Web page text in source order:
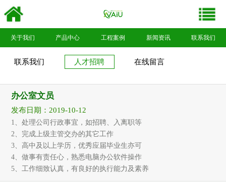
关于我们 产品中心 工程案例 新闻资讯 联系我们
联系我们 人才招聘 在线留言
办公室文员
发布日期：2019-10-12
1、处理公司行政事宜，如招聘、入离职等
2、完成上级主管交办的其它工作
3、高中及以上学历，优秀应届毕业生亦可
4、做事有责任心，熟悉电脑办公软件操作
5、工作细致认真，有良好的执行能力及素养